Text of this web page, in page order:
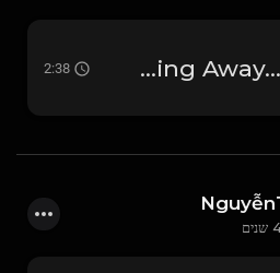
Dusk - Fading Away... 1.mp3